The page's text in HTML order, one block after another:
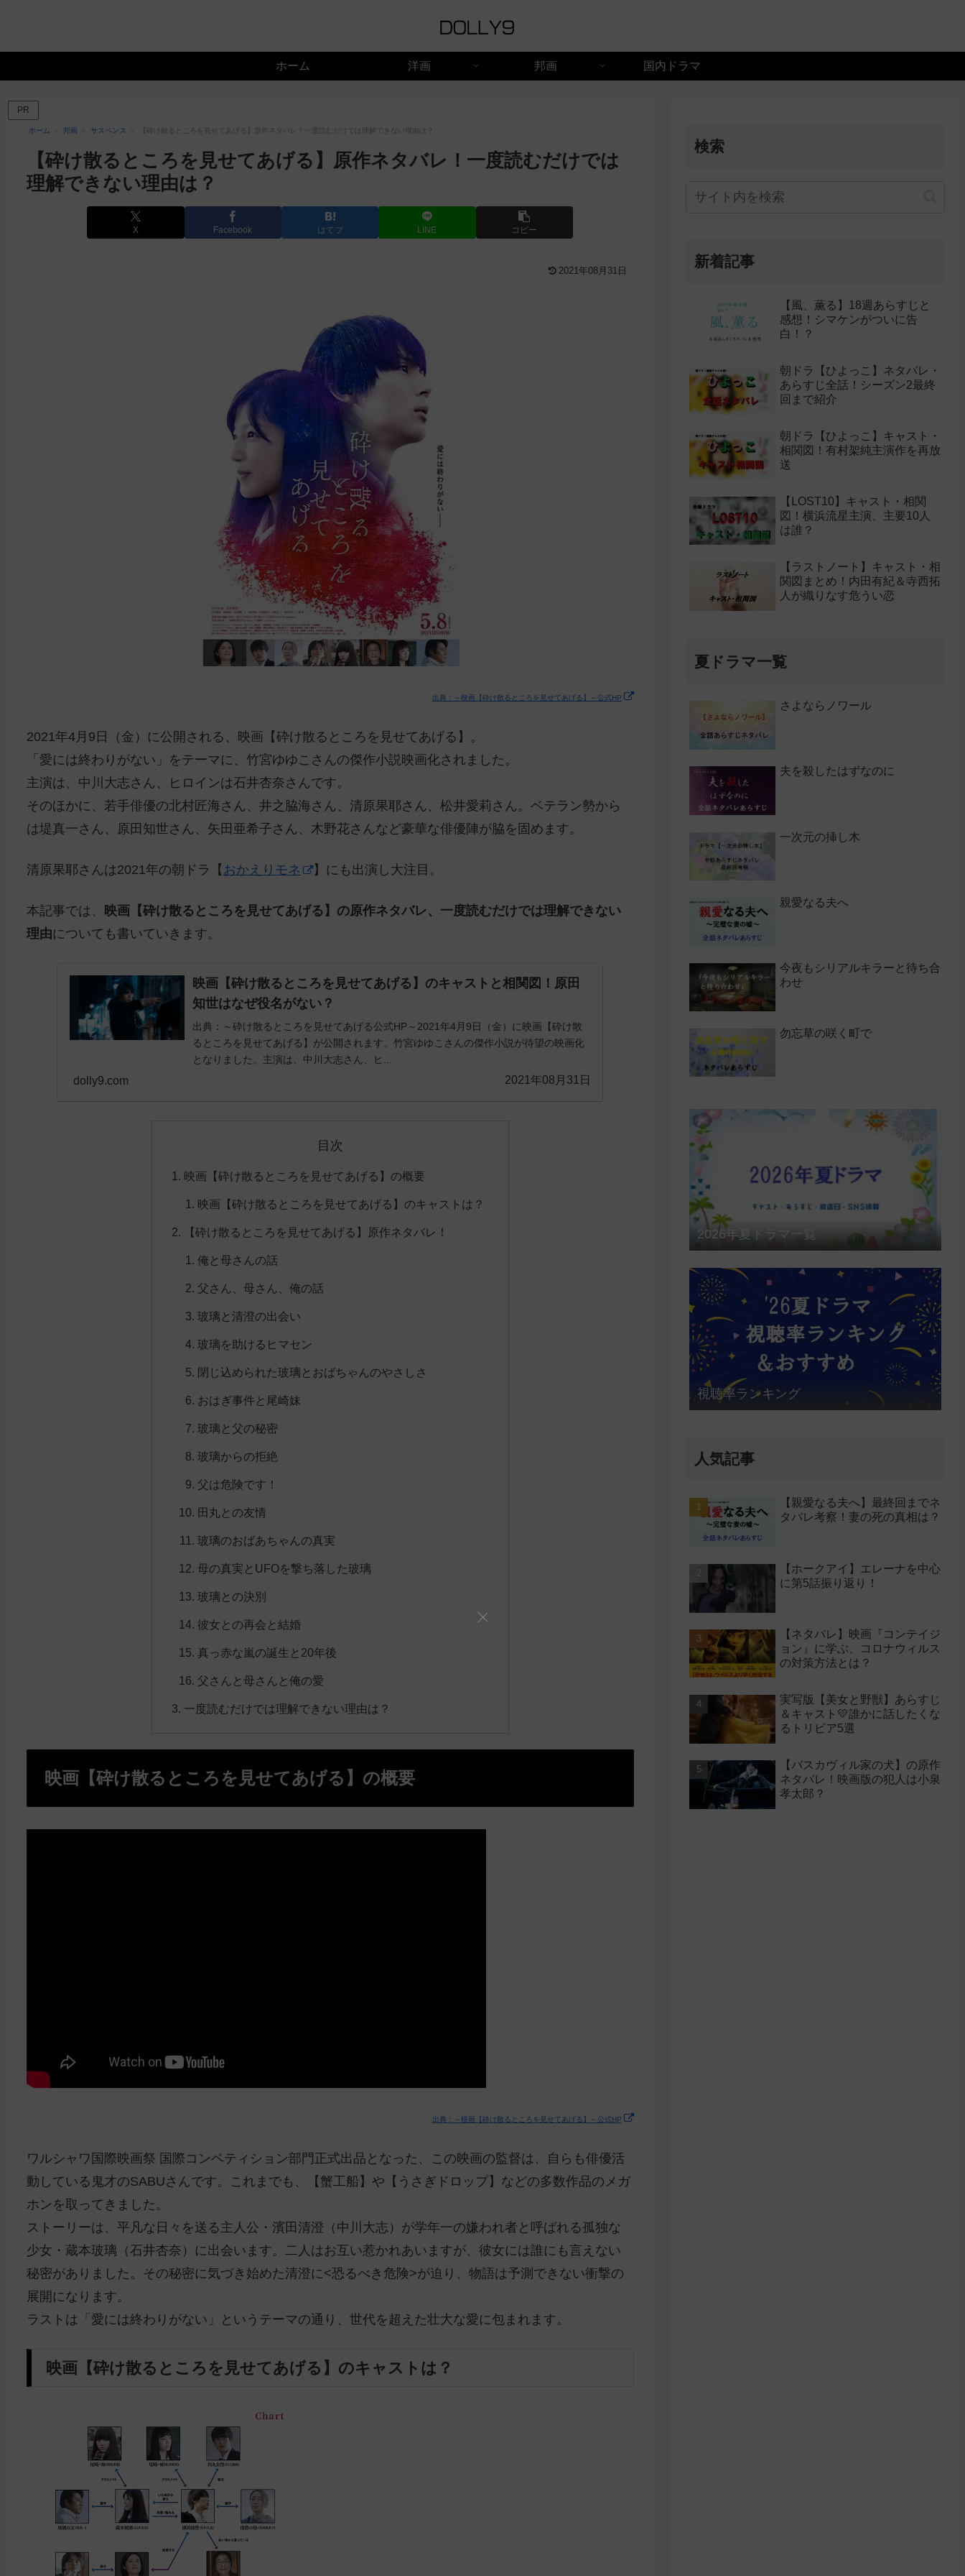
ホーム 洋画 邦画 国内ドラマ
PR
ホーム 邦画 サスペンス 【砕け散るところを見せてあげる】原作ネタバレ！一度読むだけでは理解できない理由は？
【砕け散るところを見せてあげる】原作ネタバレ！一度読むだけでは
理解できない理由は？
X Facebook はてブ LINE コピー
2021年08月31日
出典：～映画【砕け散るところを見せてあげる】～公式HP
2021年4月9日（金）に公開される、映画【砕け散るところを見せてあげる】。
「愛には終わりがない」をテーマに、竹宮ゆゆこさんの傑作小説映画化されました。
主演は、中川大志さん、ヒロインは石井杏奈さんです。
そのほかに、若手俳優の北村匠海さん、井之脇海さん、清原果耶さん、松井愛莉さん。ベテラン勢から
は堤真一さん、原田知世さん、矢田亜希子さん、木野花さんなど豪華な俳優陣が脇を固めます。
清原果耶さんは2021年の朝ドラ【 おかえりモネ 】にも出演し大注目。
本記事では、 映画【砕け散るところを見せてあげる】の原作ネタバレ、一度読むだけでは理解できない
理由についても書いていきます。
映画【砕け散るところを見せてあげる】のキャストと相関図！原田
知世はなぜ役名がない？
出典：～砕け散るところを見せてあげる公式HP～2021年4月9日（金）に映画【砕け散
るところを見せてあげる】が公開されます。竹宮ゆゆこさんの傑作小説が待望の映画化
となりました。主演は、中川大志さん、ヒ...
dolly9.com 2021年08月31日
目次
映画【砕け散るところを見せてあげる】の概要
映画【砕け散るところを見せてあげる】のキャストは？
【砕け散るところを見せてあげる】原作ネタバレ！
俺と母さんの話
父さん、母さん、俺の話
玻璃と清澄の出会い
玻璃を助けるヒマセン
閉じ込められた玻璃とおばちゃんのやさしさ
おはぎ事件と尾崎妹
玻璃と父の秘密
玻璃からの拒絶
父は危険です！
田丸との友情
玻璃のおばあちゃんの真実
母の真実とUFOを撃ち落した玻璃
玻璃との決別
彼女との再会と結婚
真っ赤な嵐の誕生と20年後
父さんと母さんと俺の愛
一度読むだけでは理解できない理由は？
映画【砕け散るところを見せてあげる】の概要
出典：～映画【砕け散るところを見せてあげる】～公式HP
ワルシャワ国際映画祭 国際コンペティション部門正式出品となった、この映画の監督は、自らも俳優活
動している鬼才のSABUさんです。これまでも、【蟹工船】や【うさぎドロップ】などの多数作品のメガ
ホンを取ってきました。
ストーリーは、平凡な日々を送る主人公・濱田清澄（中川大志）が学年一の嫌われ者と呼ばれる孤独な
少女・蔵本玻璃（石井杏奈）に出会います。二人はお互い惹かれあいますが、彼女には誰にも言えない
秘密がありました。その秘密に気づき始めた清澄に<恐るべき危険>が迫り、物語は予測できない衝撃の
展開になります。
ラストは「愛には終わりがない」というテーマの通り、世代を超えた壮大な愛に包まれます。
映画【砕け散るところを見せてあげる】のキャストは？
検索
新着記事
【風、薫る】18週あらすじと
感想！シマケンがついに告
白！？
朝ドラ【ひよっこ】ネタバレ・
あらすじ全話！シーズン2最終
回まで紹介
朝ドラ【ひよっこ】キャスト・
相関図！有村架純主演作を再放
送
【LOST10】キャスト・相関
図！横浜流星主演、主要10人
は誰？
【ラストノート】キャスト・相
関図まとめ！内田有紀＆寺西拓
人が織りなす危うい恋
夏ドラマ一覧
さよならノワール
夫を殺したはずなのに
一次元の挿し木
親愛なる夫へ
今夜もシリアルキラーと待ち合
わせ
勿忘草の咲く町で
2026年夏ドラマ一覧
視聴率ランキング
人気記事
【親愛なる夫へ】最終回までネ
タバレ考察！妻の死の真相は？
【ホークアイ】エレーナを中心
に第5話振り返り！
【ネタバレ】映画『コンテイジ
ョン』に学ぶ、コロナウィルス
の対策方法とは？
実写版【美女と野獣】あらすじ
＆キャスト💛誰かに話したくな
るトリビア5選
【バスカヴィル家の犬】の原作
ネタバレ！映画版の犯人は小泉
孝太郎？